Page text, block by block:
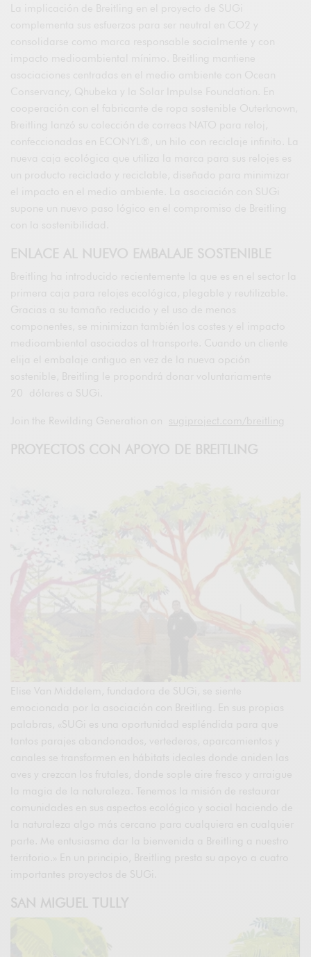
La implicación de Breitling en el proyecto de SUGi
complementa sus esfuerzos para ser neutral en CO2 y
consolidarse como marca responsable socialmente y con
impacto medioambiental mínimo. Breitling mantiene
asociaciones centradas en el medio ambiente con Ocean
Conservancy, Qhubeka y la Solar Impulse Foundation. En
cooperación con el fabricante de ropa sostenible Outerknown,
Breitling lanzó su colección de correas NATO para reloj,
confeccionadas en ECONYL®, un hilo con reciclaje infinito. La
nueva caja ecológica que utiliza la marca para sus relojes es
un producto reciclado y reciclable, diseñado para minimizar
el impacto en el medio ambiente. La asociación con SUGi
supone un nuevo paso lógico en el compromiso de Breitling
con la sostenibilidad.
ENLACE AL NUEVO EMBALAJE SOSTENIBLE
Breitling ha introducido recientemente la que es en el sector la
primera caja para relojes ecológica, plegable y reutilizable.
Gracias a su tamaño reducido y el uso de menos
componentes, se minimizan también los costes y el impacto
medioambiental asociados al transporte. Cuando un cliente
elija el embalaje antiguo en vez de la nueva opción
sostenible, Breitling le propondrá donar voluntariamente
20 dólares a SUGi.
Join the Rewilding Generation on sugiproject.com/breitling
PROYECTOS CON APOYO DE BREITLING
Elise Van Middelem, fundadora de SUGi, se siente
emocionada por la asociación con Breitling. En sus propias
palabras, «SUGi es una oportunidad espléndida para que
tantos parajes abandonados, vertederos, aparcamientos y
canales se transformen en hábitats ideales donde aniden las
aves y crezcan los frutales, donde sople aire fresco y arraigue
la magia de la naturaleza. Tenemos la misión de restaurar
comunidades en sus aspectos ecológico y social haciendo de
la naturaleza algo más cercano para cualquiera en cualquier
parte. Me entusiasma dar la bienvenida a Breitling a nuestro
territorio.» En un principio, Breitling presta su apoyo a cuatro
SAN MIGUEL TULLY